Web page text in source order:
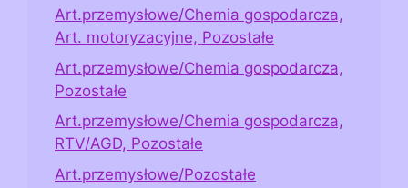
Art.przemysłowe/Chemia gospodarcza,
Art. motoryzacyjne, Pozostałe
Art.przemysłowe/Chemia gospodarcza,
Pozostałe
Art.przemysłowe/Chemia gospodarcza,
RTV/AGD, Pozostałe
Art.przemysłowe/Pozostałe